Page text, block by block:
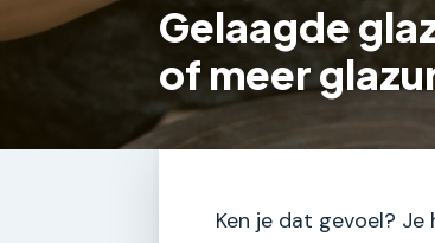
Gelaagde
of meer
Ken je dat gevoel?